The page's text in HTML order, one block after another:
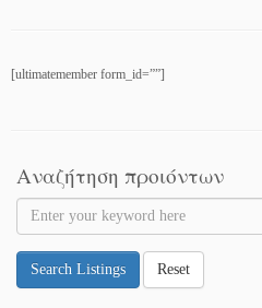
[ultimatemember form_id=””]
Αναζήτηση προιόντων
Search Listings Reset